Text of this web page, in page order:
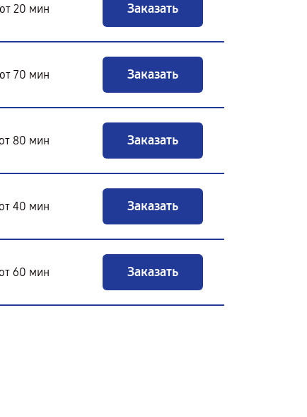
от 20 мин Заказать
от 70 мин Заказать
80 мин Заказать
40 мин Заказать
60 мин Заказать